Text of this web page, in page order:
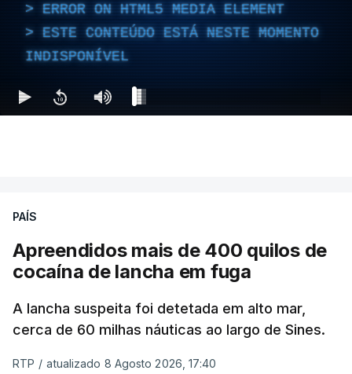
ERROR ON HTML5 MEDIA ELEMENT
ESTE CONTEÚDO ESTÁ NESTE MOMENTO
INDISPONÍVEL
PAÍS
Apreendidos mais de 400 quilos de
cocaína de lancha em fuga
A lancha suspeita foi detetada em alto mar,
cerca de 60 milhas náuticas ao largo de Sines.
RTP / atualizado 8 Agosto 2026, 17:40